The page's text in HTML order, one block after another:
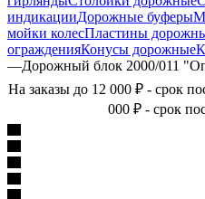
индикацииДорожные буферы
мойки колесПластины
огражденияКонусы дорожные
—Дорожный блок 2000/011
На заказы до 12 000 ₽ - срок
000 ₽ - срок